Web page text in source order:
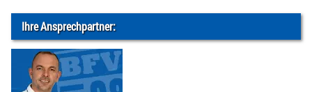
Ihre Ansprechpartner: